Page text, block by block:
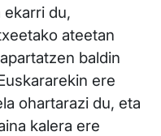
ekarri du,
ateetan
baldin
ere
ohartarazi du, eta
kalera ere